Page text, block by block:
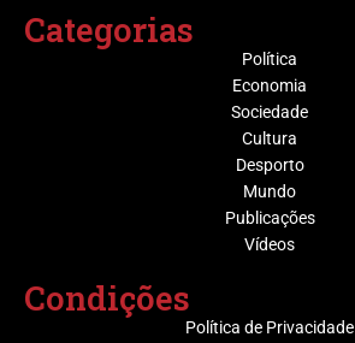
Categorias
Política
Economia
Sociedade
Cultura
Desporto
Mundo
Publicações
Vídeos
Condições
Política de Privacidade